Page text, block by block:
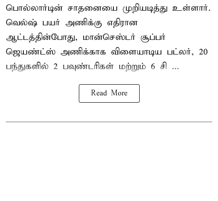
பொல்லார்டின் சாதனையை முறியடித்து உள்ளார்.
வெல்ஷ் பயர் அணிக்கு எதிரான
ஆட்டத்தின்போது, மான்செஸ்டர் சூப்பர்
ஜெயண்ட்ஸ் அணிக்காக விளையாடிய பட்லர், 20
பந்துகளில் 2 பவுண்டரிகள் மற்றும் 6 சி ...
Read More